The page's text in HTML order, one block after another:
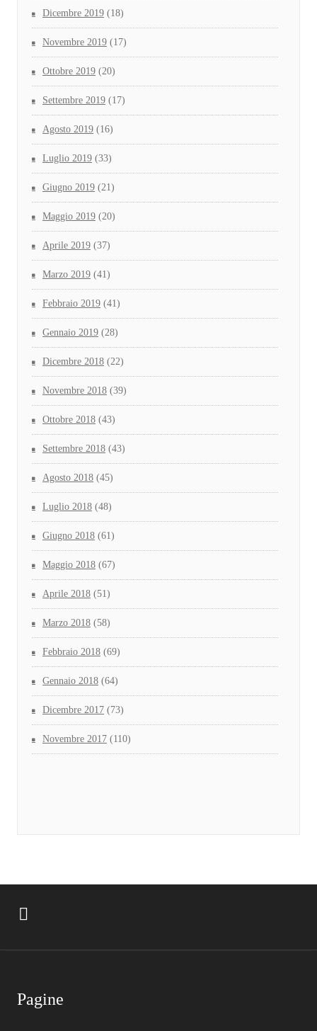
Dicembre 2019 (18)
Novembre 2019 (17)
Ottobre 2019 (20)
Settembre 2019 (17)
Agosto 2019 (16)
Luglio 2019 (33)
Giugno 2019 (21)
Maggio 2019 (20)
Aprile 2019 (37)
Marzo 2019 (41)
Febbraio 2019 (41)
Gennaio 2019 (28)
Dicembre 2018 (22)
Novembre 2018 (39)
Ottobre 2018 (43)
Settembre 2018 (43)
Agosto 2018 (45)
Luglio 2018 (48)
Giugno 2018 (61)
Maggio 2018 (67)
Aprile 2018 (51)
Marzo 2018 (58)
Febbraio 2018 (69)
Gennaio 2018 (64)
Dicembre 2017 (73)
Novembre 2017 (110)
Pagine